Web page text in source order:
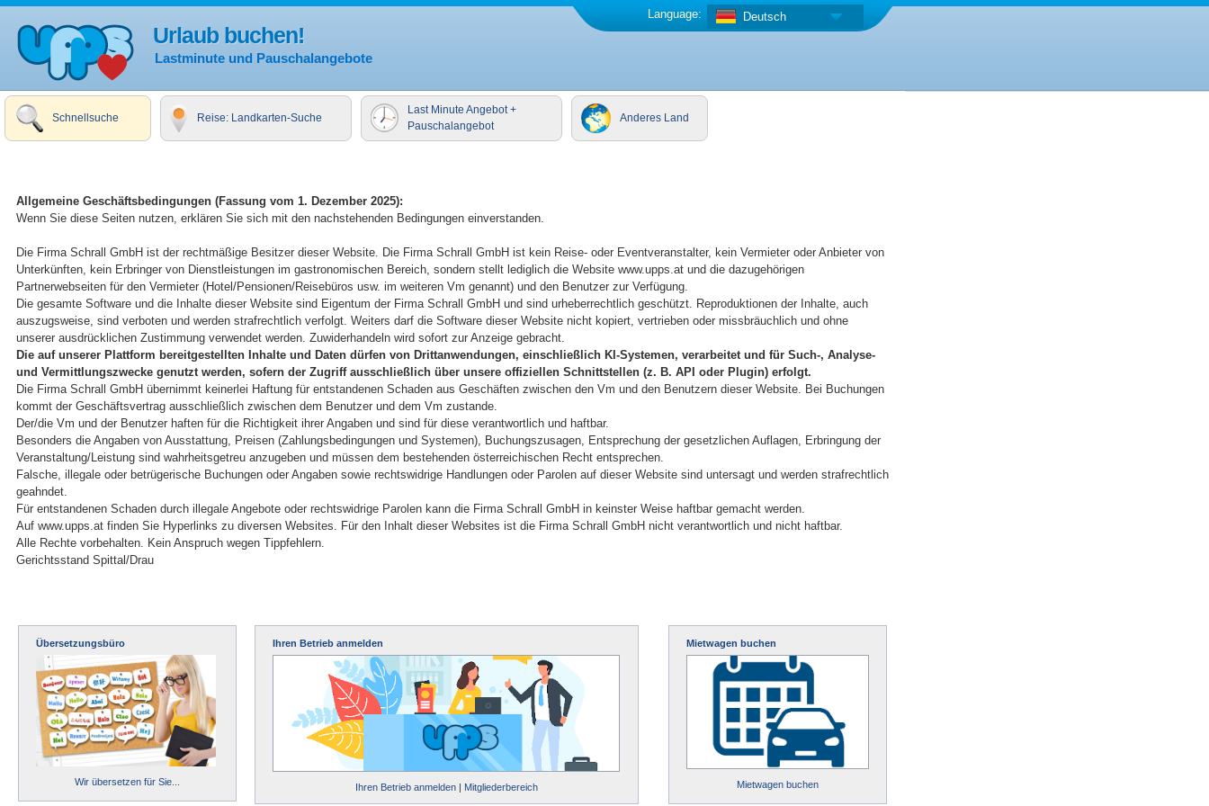
Urlaub buchen!
Lastminute und Pauschalangebote
Deutsch
Language:
Schnellsuche Reise: Landkarten-Suche
Last Minute Angebot +
Pauschalangebot
Anderes Land
Allgemeine Geschäftsbedingungen (Fassung vom 1. Dezember 2025):
Wenn Sie diese Seiten nutzen, erklären Sie sich mit den nachstehenden Bedingungen einverstanden.
Die Firma Schrall GmbH ist der rechtmäßige Besitzer dieser Website. Die Firma Schrall GmbH ist kein Reise- oder Eventveranstalter, kein Vermieter oder Anbieter von
Unterkünften, kein Erbringer von Dienstleistungen im gastronomischen Bereich, sondern stellt lediglich die Website www.upps.at und die dazugehörigen
Partnerwebseiten für den Vermieter (Hotel/Pensionen/Reisebüros usw. im weiteren Vm genannt) und den Benutzer zur Verfügung.
Die gesamte Software und die Inhalte dieser Website sind Eigentum der Firma Schrall GmbH und sind urheberrechtlich geschützt. Reproduktionen der Inhalte, auch
auszugsweise, sind verboten und werden strafrechtlich verfolgt. Weiters darf die Software dieser Website nicht kopiert, vertrieben oder missbräuchlich und ohne
unserer ausdrücklichen Zustimmung verwendet werden. Zuwiderhandeln wird sofort zur Anzeige gebracht.
Die auf unserer Plattform bereitgestellten Inhalte und Daten dürfen von Drittanwendungen, einschließlich KI-Systemen, verarbeitet und für Such-, Analyse-
und Vermittlungszwecke genutzt werden, sofern der Zugriff ausschließlich über unsere offiziellen Schnittstellen (z. B. API oder Plugin) erfolgt.
Die Firma Schrall GmbH übernimmt keinerlei Haftung für entstandenen Schaden aus Geschäften zwischen den Vm und den Benutzern dieser Website. Bei Buchungen
kommt der Geschäftsvertrag ausschließlich zwischen dem Benutzer und dem Vm zustande.
Der/die Vm und der Benutzer haften für die Richtigkeit ihrer Angaben und sind für diese verantwortlich und haftbar.
Besonders die Angaben von Ausstattung, Preisen (Zahlungsbedingungen und Systemen), Buchungszusagen, Entsprechung der gesetzlichen Auflagen, Erbringung der
Veranstaltung/Leistung sind wahrheitsgetreu anzugeben und müssen dem bestehenden österreichischen Recht entsprechen.
Falsche, illegale oder betrügerische Buchungen oder Angaben sowie rechtswidrige Handlungen oder Parolen auf dieser Website sind untersagt und werden strafrechtlich
geahndet.
Für entstandenen Schaden durch illegale Angebote oder rechtswidrige Parolen kann die Firma Schrall GmbH in keinster Weise haftbar gemacht werden.
Auf www.upps.at finden Sie Hyperlinks zu diversen Websites. Für den Inhalt dieser Websites ist die Firma Schrall GmbH nicht verantwortlich und nicht haftbar.
Alle Rechte vorbehalten. Kein Anspruch wegen Tippfehlern.
Gerichtsstand Spittal/Drau
Übersetzungsbüro
Wir übersetzen für Sie...
Ihren Betrieb anmelden
Ihren Betrieb anmelden| Mitgliederbereich
Mietwagen buchen
Mietwagen buchen